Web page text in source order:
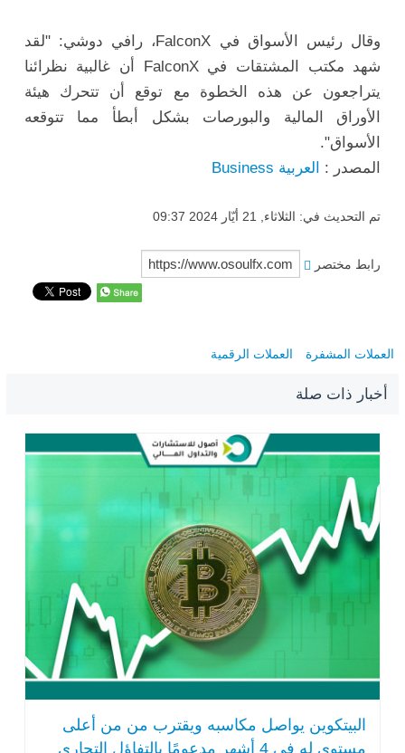
وقال رئيس الأسواق في FalconX، رافي دوشي: "لقد
شهد مكتب المشتقات في FalconX أن غالبية نظرائنا
يتراجعون عن هذه الخطوة مع توقع أن تتحرك هيئة
الأوراق المالية والبورصات بشكل أبطأ مما تتوقعه
الأسواق".
المصدر :
العربية Business
تم التحديث في: الثلاثاء, 21 أيّار 2024 09:37
رابط مختصر
العملات المشفرة العملات الرقمية
أخبار ذات صلة
البيتكوين يواصل مكاسبه ويقترب من من أعلى
مستوى له في 4 أشهر مدعومًا بالتفاؤل التجاري